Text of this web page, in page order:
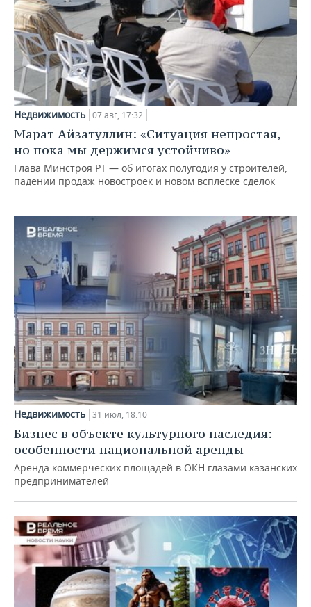
Недвижимость 07 авг, 17:32
Марат Айзатуллин: «Ситуация непростая,
но пока мы держимся устойчиво»
Глава Минстроя РТ — об итогах полугодия у строителей,
падении продаж новостроек и новом всплеске сделок
Недвижимость 31 июл, 18:10
Бизнес в объекте культурного наследия:
особенности национальной аренды
Аренда коммерческих площадей в ОКН глазами казанских
предпринимателей